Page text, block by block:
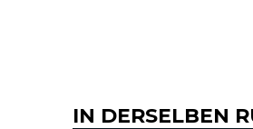
IN DERSELBEN